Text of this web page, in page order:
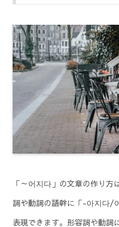
「～어지다」の文章の作り
詞や動詞の語幹に「-아지다/
表現できます。形容詞や動